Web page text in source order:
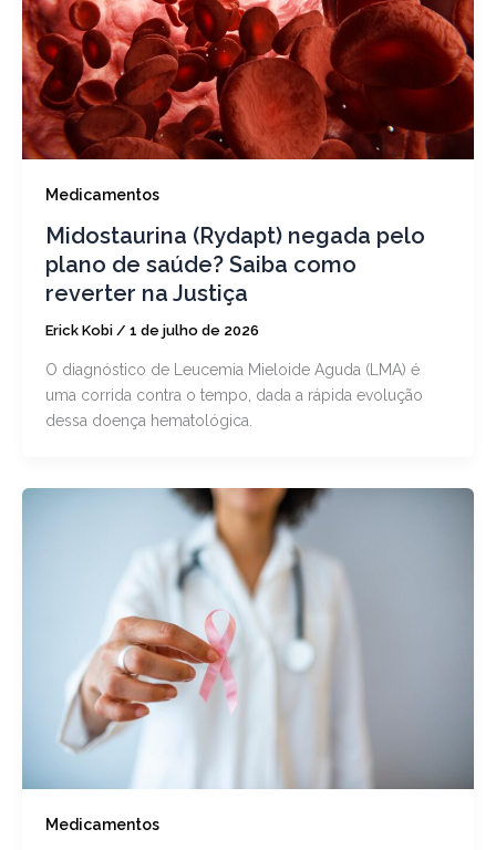
Medicamentos
Midostaurina (Rydapt) negada pelo
plano de saúde? Saiba como
reverter na Justiça
Erick Kobi / 1 de julho de 2026
O diagnóstico de Leucemia Mieloide Aguda (LMA) é
uma corrida contra o tempo, dada a rápida evolução
dessa doença hematológica.
Medicamentos